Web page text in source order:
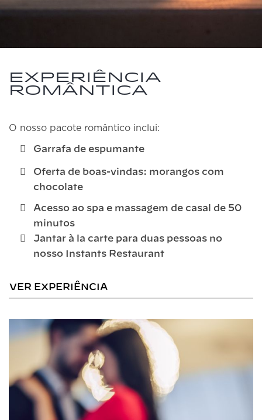
Experiência
Romântica
O nosso pacote romântico inclui:
Garrafa de espumante
Oferta de boas-vindas: morangos com
chocolate
Acesso ao spa e massagem de casal de 50
minutos
Jantar à la carte para duas pessoas no
nosso Instants Restaurant
VER EXPERIÊNCIA